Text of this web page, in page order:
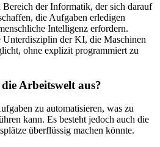
der Informatik, der sich darauf
die Aufgaben erledigen
Intelligenz erfordern.
Unterdisziplin der KI, die Maschinen
ohne explizit programmiert zu
Arbeitswelt aus?
zu automatisieren, was zu
kann. Es besteht jedoch auch die
überflüssig machen könnte.